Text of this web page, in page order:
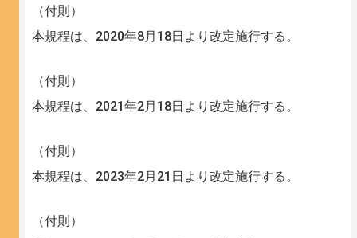
（付則）
本規程は、2020年8月18日より改定施行する。
（付則）
本規程は、2021年2月18日より改定施行する。
（付則）
本規程は、2023年2月21日より改定施行する。
（付則）